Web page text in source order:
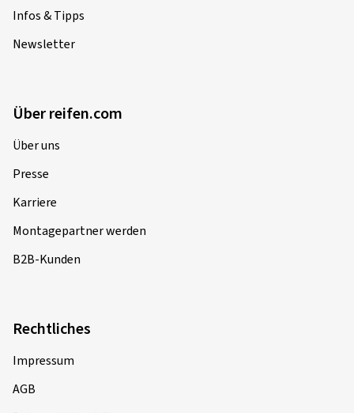
Infos & Tipps
Newsletter
Über reifen.com
Über uns
Presse
Karriere
Montagepartner werden
B2B-Kunden
Rechtliches
Impressum
AGB